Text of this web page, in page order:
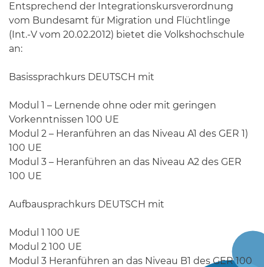
Entsprechend der Integrationskursverordnung
vom Bundesamt für Migration und Flüchtlinge
(Int.-V vom 20.02.2012) bietet die Volkshochschule
an:
Basissprachkurs DEUTSCH mit
Modul 1 – Lernende ohne oder mit geringen
Vorkenntnissen 100 UE
Modul 2 – Heranführen an das Niveau A1 des GER 1)
100 UE
Modul 3 – Heranführen an das Niveau A2 des GER
100 UE
Aufbausprachkurs DEUTSCH mit
Modul 1 100 UE
Modul 2 100 UE
Modul 3 Heranführen an das Niveau B1 des GER 100